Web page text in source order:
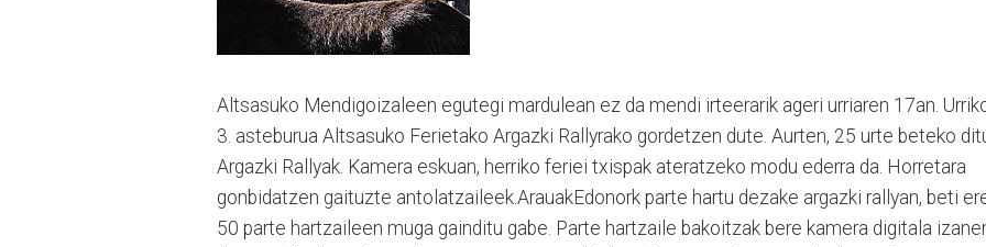
Altsasuko Mendigoizaleen egutegi mardulean ez da mendi irteerarik ageri urriaren 17an.
3. asteburua Altsasuko Ferietako Argazki Rallyrako gordetzen dute. Aurten, 25 urte beteko
Argazki Rallyak. Kamera eskuan, herriko feriei txispak ateratzeko modu ederra da. Horretara
gonbidatzen gaituzte antolatzaileek.ArauakEdonork parte hartu dezake argazki rallyan, beti
50 parte hartzaileen muga gainditu gabe. Parte hartzaile bakoitzak bere kamera digitala